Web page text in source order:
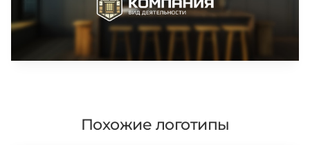
Похожие логотипы